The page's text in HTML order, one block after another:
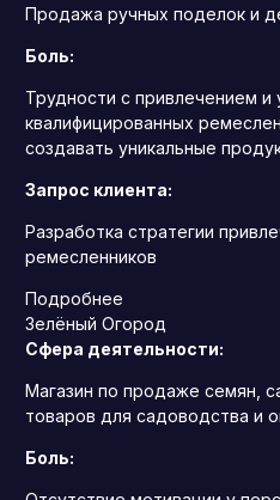
Продажа ручных поделок и
Боль:
Трудности с привлечением
квалифицированных
создавать уникальные
Запрос клиента:
Разработка стратегии
ремесленников
Подробнее
Зелёный Огород
Сфера деятельности:
Магазин по продаже семян,
товаров для садоводства и
Боль: